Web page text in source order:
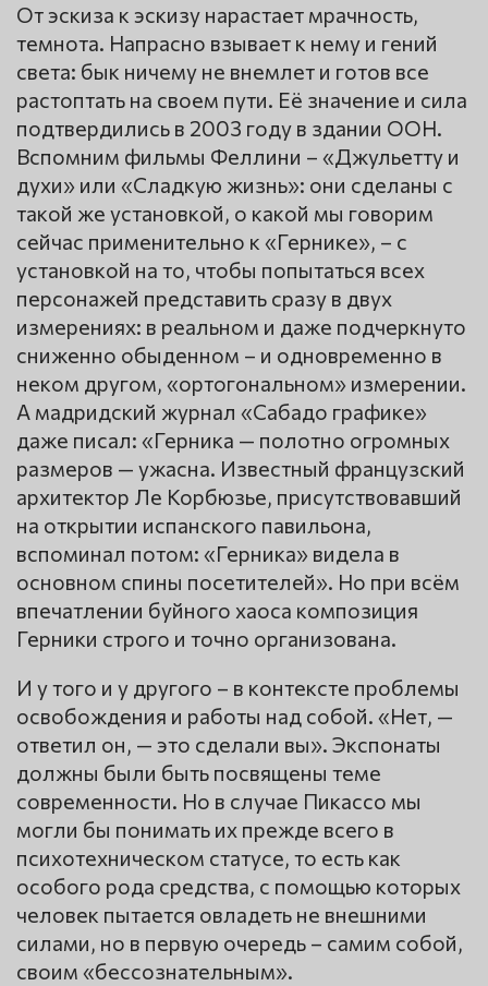
От эскиза к эскизу нарастает мрачность,
темнота. Напрасно взывает к нему и гений
света: бык ничему не внемлет и готов все
растоптать на своем пути. Её значение и сила
подтвердились в 2003 году в здании ООН.
Вспомним фильмы Феллини – «Джульетту и
духи» или «Сладкую жизнь»: они сделаны с
такой же установкой, о какой мы говорим
сейчас применительно к «Гернике», – с
установкой на то, чтобы попытаться всех
персонажей представить сразу в двух
измерениях: в реальном и даже подчеркнуто
сниженно обыденном – и одновременно в
неком другом, «ортогональном» измерении.
А мадридский журнал «Сабадо графике»
даже писал: «Герника — полотно огромных
размеров — ужасна. Известный французский
архитектор Ле Корбюзье, присутствовавший
на открытии испанского павильона,
вспоминал потом: «Герника» видела в
основном спины посетителей». Но при всём
впечатлении буйного хаоса композиция
Герники строго и точно организована.
И у того и у другого – в контексте проблемы
освобождения и работы над собой. «Нет, —
ответил он, — это сделали вы». Экспонаты
должны были быть посвящены теме
современности. Но в случае Пикассо мы
могли бы понимать их прежде всего в
психотехническом статусе, то есть как
особого рода средства, с помощью которых
человек пытается овладеть не внешними
силами, но в первую очередь – самим собой,
своим «бессознательным».